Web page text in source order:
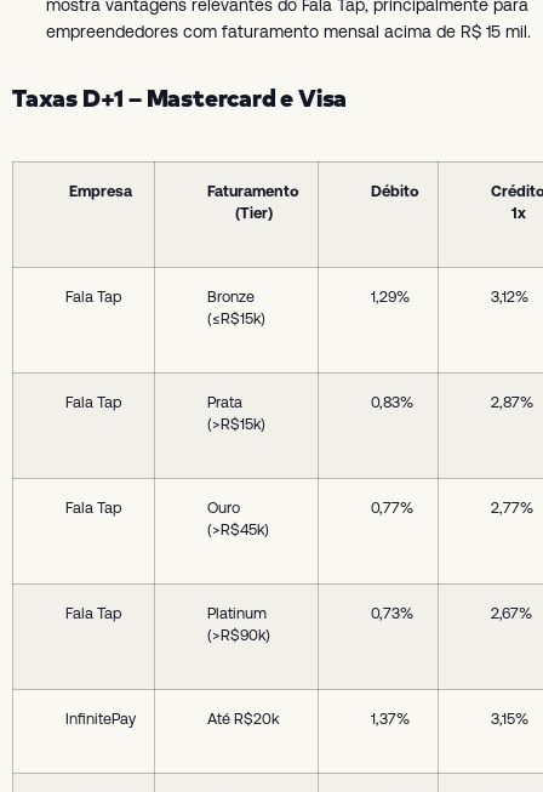
mostra vantagens relevantes do Fala Tap, principalmente para
empreendedores com faturamento mensal acima de R$ 15 mil.
Taxas D+1 – Mastercard e Visa
Empresa
Faturamento
(Tier)
Débito
1x
Fala Tap
Bronze
(≤R$15k)
1,29% 3,12%
Fala Tap
Prata
(>R$15k)
0,83% 2,87%
Fala Tap
Ouro
(>R$45k)
0,77% 2,77%
Fala Tap
Platinum
(>R$90k)
0,73% 2,67%
InfinitePay Até R$20k 1,37% 3,15%